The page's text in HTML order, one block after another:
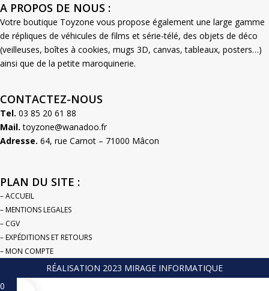
A PROPOS DE NOUS :
Votre boutique Toyzone vous propose également une large gamme
de répliques de véhicules de films et série-télé, des objets de déco
(veilleuses, boîtes à cookies, mugs 3D, canvas, tableaux, posters…)
ainsi que de la petite maroquinerie.
CONTACTEZ-NOUS
Tel. 03 85 20 61 88
Mail. toyzone@wanadoo.fr
Adresse. 64, rue Carnot – 71000 Mâcon
PLAN DU SITE :
– ACCUEIL
– MENTIONS LEGALES
– CGV
– EXPÉDITIONS ET RETOURS
– MON COMPTE
RÉALISATION 2023 MIRAGE INFORMATIQUE
0